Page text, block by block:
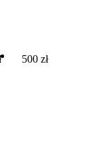
500 zł